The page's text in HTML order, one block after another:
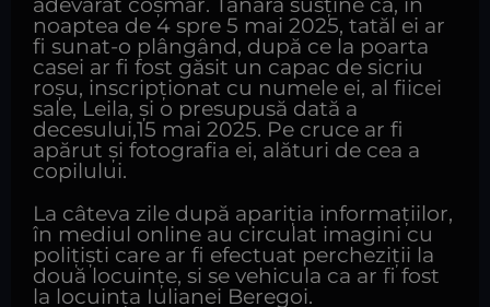
noaptea de 4 spre 5 mai 2025, tatăl ei ar
fi sunat-o plângând, după ce la poarta
casei ar fi fost găsit un capac de sicriu
roșu, inscripționat cu numele ei, al fiicei
sale, Leila, și o presupusă dată a
decesului,15 mai 2025. Pe cruce ar fi
apărut și fotografia ei, alături de cea a
copilului.
La câteva zile după apariția informațiilor,
în mediul online au circulat imagini cu
polițiști care ar fi efectuat percheziții la
două locuințe, si se vehicula ca ar fi fost
la locuința Iulianei Beregoi.